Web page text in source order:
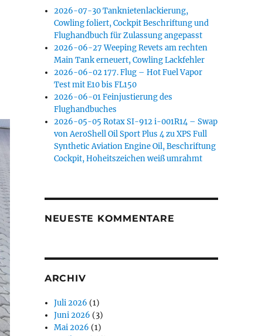
2026-07-30 Tanknietenlackierung,
Cowling foliert, Cockpit Beschriftung und
Flughandbuch für Zulassung angepasst
2026-06-27 Weeping Revets am rechten
Main Tank erneuert, Cowling Lackfehler
2026-06-02 177. Flug – Hot Fuel Vapor
Test mit E10 bis FL150
2026-06-01 Feinjustierung des
Flughandbuches
2026-05-05 Rotax SI-912 i-001R14 – Swap
von AeroShell Oil Sport Plus 4 zu XPS Full
Synthetic Aviation Engine Oil, Beschriftung
Cockpit, Hoheitszeichen weiß umrahmt
NEUESTE KOMMENTARE
ARCHIV
Juli 2026 (1)
Juni 2026 (3)
Mai 2026 (1)